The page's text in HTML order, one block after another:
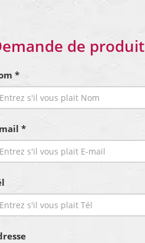
de produit
*
*